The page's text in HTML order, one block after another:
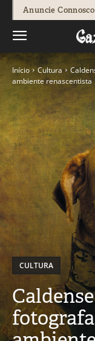
Anuncie Connosco
Início Cultura
ambiente renascentista
CULTURA